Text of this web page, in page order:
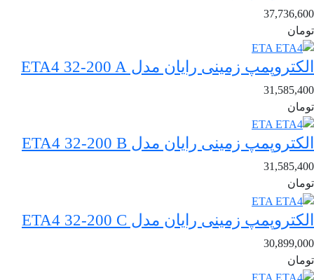
37,736,600
تومان
الکتروپمپ زمینی رایان مدل ETA4 32-200 A
31,585,400
تومان
الکتروپمپ زمینی رایان مدل ETA4 32-200 B
31,585,400
تومان
الکتروپمپ زمینی رایان مدل ETA4 32-200 C
30,899,000
تومان